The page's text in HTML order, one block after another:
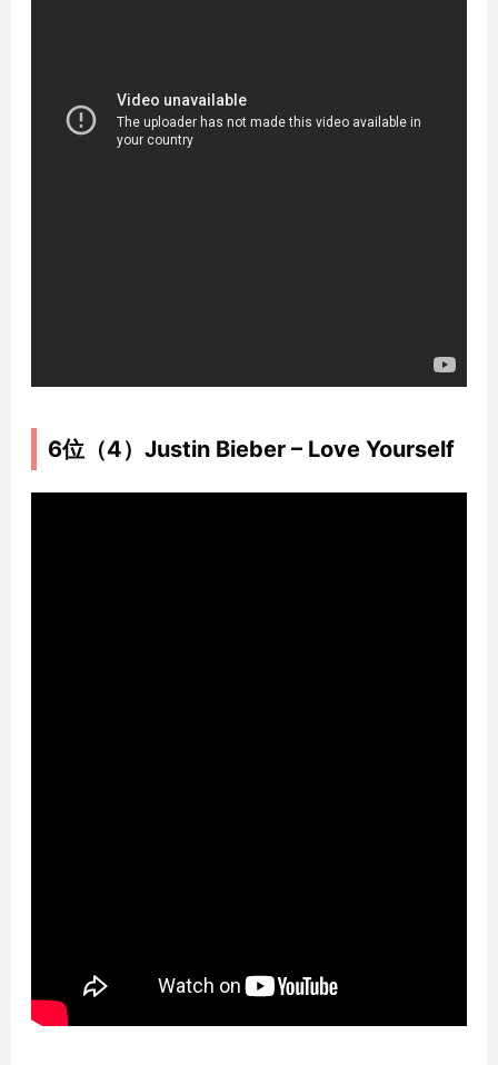
6位（4）Justin Bieber – Love Yourself